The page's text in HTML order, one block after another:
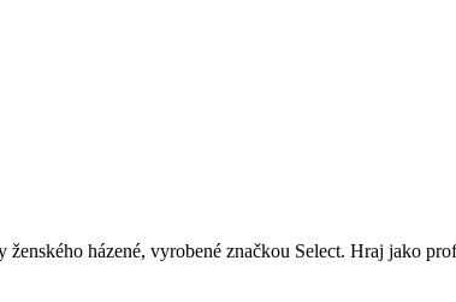
házené, vyrobené značkou Select. Hraj jako